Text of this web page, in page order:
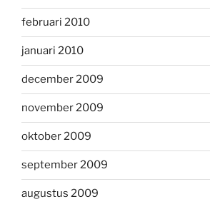
februari 2010
januari 2010
december 2009
november 2009
oktober 2009
september 2009
augustus 2009